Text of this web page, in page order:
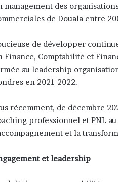
management des
de Douala entre
de développer
Finance, Comptabilité et
au leadership
en 2021-2022.
récemment, de décembre
professionnel et PNL
et la
et leadership